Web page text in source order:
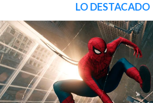
LO DESTACADO